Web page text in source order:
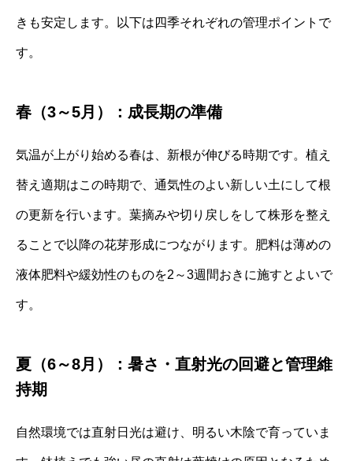
きも安定します。以下は四季それぞれの管理ポイントで
す。
春（3～5月）：成長期の準備
気温が上がり始める春は、新根が伸びる時期です。植え
替え適期はこの時期で、通気性のよい新しい土にして根
の更新を行います。葉摘みや切り戻しをして株形を整え
ることで以降の花芽形成につながります。肥料は薄めの
液体肥料や緩効性のものを2～3週間おきに施すとよいで
す。
夏（6～8月）：暑さ・直射光の回避と管理維
持期
自然環境では直射日光は避け、明るい木陰で育っていま